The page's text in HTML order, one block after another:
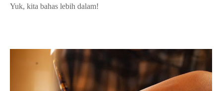
Yuk, kita bahas lebih dalam!